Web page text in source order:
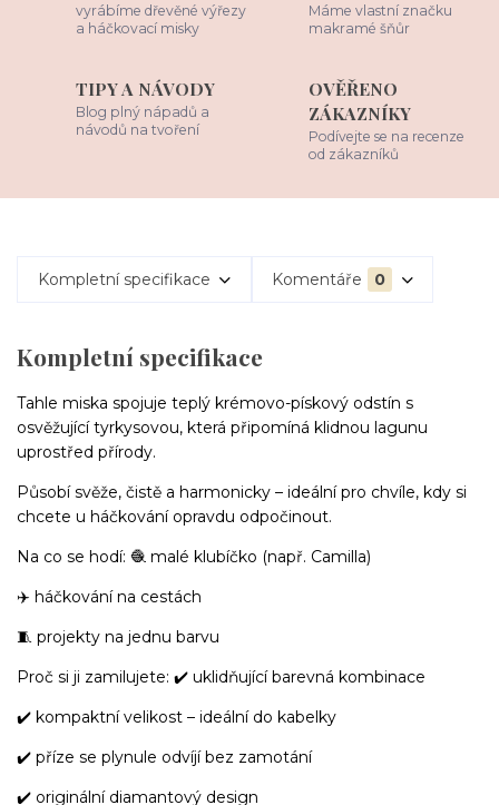
vyrábíme dřevěné výřezy
a háčkovací misky
Máme vlastní značku
makramé šňůr
TIPY A NÁVODY
Blog plný nápadů a
návodů na tvoření
OVĚŘENO
ZÁKAZNÍKY
Podívejte se na recenze
od zákazníků
Kompletní specifikace Komentáře 0
Kompletní specifikace
Tahle miska spojuje teplý krémovo-pískový odstín s
osvěžující tyrkysovou, která připomíná klidnou lagunu
uprostřed přírody.
Působí svěže, čistě a harmonicky – ideální pro chvíle, kdy si
chcete u háčkování opravdu odpočinout.
Na co se hodí: 🧶 malé klubíčko (např. Camilla)
✈️ háčkování na cestách
🧵 projekty na jednu barvu
Proč si ji zamilujete: ✔️ uklidňující barevná kombinace
✔️ kompaktní velikost – ideální do kabelky
✔️ příze se plynule odvíjí bez zamotání
✔️ originální diamantový design